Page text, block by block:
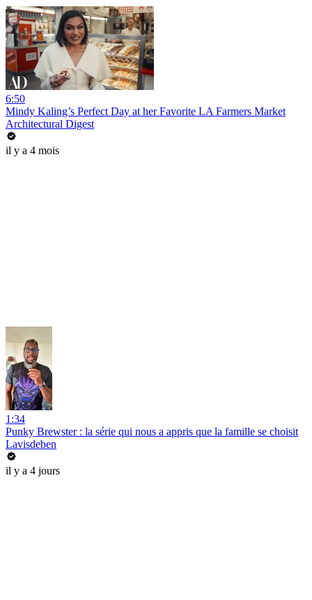
6:50
Mindy Kaling’s Perfect Day at her Favorite LA Farmers Market
Architectural Digest
il y a 4 mois
1:34
Punky Brewster : la série qui nous a appris que la famille se choisit
Lavisdeben
il y a 4 jours